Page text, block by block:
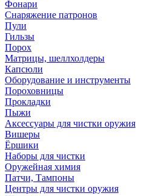
Фонари
Снаряжение патронов
Пули
Гильзы
Порох
Матрицы, шеллхолдеры
Капсюли
Оборудование и инструменты
Пороховницы
Прокладки
Пыжи
Аксессуары для чистки оружия
Вишеры
Ёршики
Наборы для чистки
Оружейная химия
Патчи, Тампоны
Центры для чистки оружия